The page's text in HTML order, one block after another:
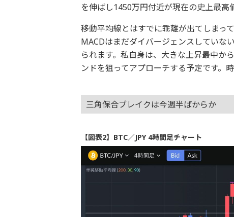
を伸ばし1450万円付近が現在の史上最高
移動平均線とはすでに乖離が出てしまっ
MACDはまだダイバージェンスしていな
られます。私自身は、大きな上昇最中か
ンドを狙ってアプローチする予定です。
三角保合ブレイクは今週半ばからか
【図表2】BTC／JPY 4時間足チャート